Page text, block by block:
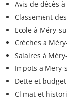
Avis de décès
Classement
Ecole à Méry-
Crèches à
Salaires à
Impôts à Méry-
Dette et
Climat et